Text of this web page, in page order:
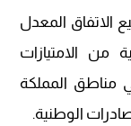
الاتفاق المعدل
من الامتيازات
مناطق المملكة
الوطنية.